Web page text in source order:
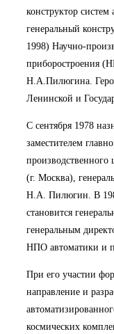
конструктор
генеральный
1998) Научно-
приборостроения
Н.А.Пилюгина.
Ленинской и
С сентября 1978
заместителем
производственного
(г. Москва),
Н.А. Пилюгин. В
становится
генеральным
НПО автоматики и
При его участии
направление и
космических